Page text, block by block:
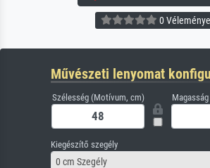
0
Művészeti lenyomat
Szélesség (Motívum, cm)
Kiegészítő szegély
0 cm Szegély